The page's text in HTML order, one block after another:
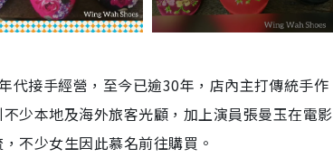
代接手經營，至今已逾30年，店內主打傳統手作
少本地及海外旅客光顧，加上演員張曼玉在電影
不少女生因此慕名前往購買。